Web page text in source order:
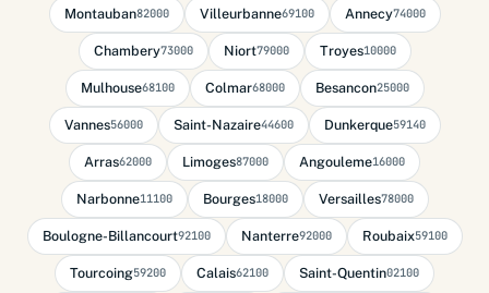
Montauban82000 Villeurbanne69100 Annecy74000
Chambery73000 Niort79000 Troyes10000
Mulhouse68100 Colmar68000 Besancon25000
Vannes56000 Saint-Nazaire44600 Dunkerque59140
Arras62000 Limoges87000 Angouleme16000
Narbonne11100 Bourges18000 Versailles78000
Boulogne-Billancourt92100 Nanterre92000 Roubaix59100
Tourcoing59200 Calais62100 Saint-Quentin02100